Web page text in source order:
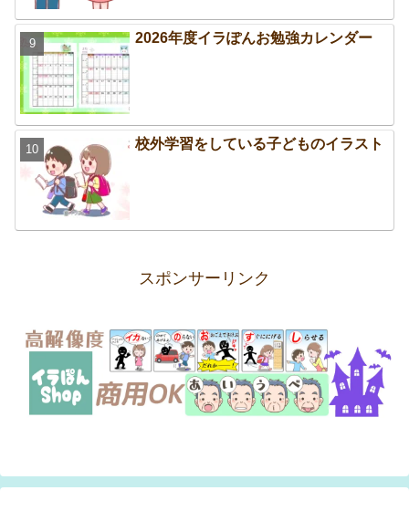
2026年度イラぽんお勉強カレンダー
校外学習をしている子どものイラスト
スポンサーリンク